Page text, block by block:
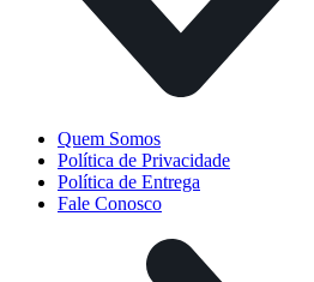
Quem Somos
Política de Privacidade
Política de Entrega
Fale Conosco